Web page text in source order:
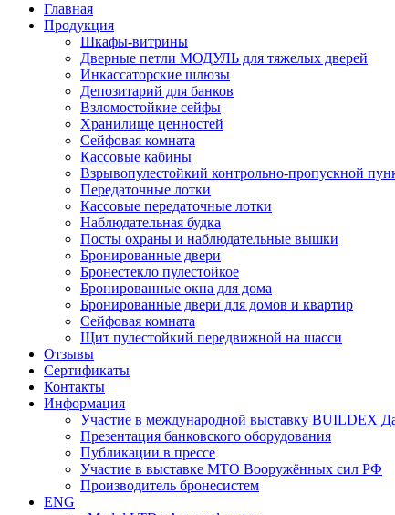
Главная
Продукция
Шкафы-витрины
Дверные петли МОДУЛЬ для тяжелых дверей
Инкассаторские шлюзы
Депозитарий для банков
Взломостойкие сейфы
Хранилище ценностей
Сейфовая комната
Кассовые кабины
Взрывопулестойкий контрольно-пропускной
Передаточные лотки
Кассовые передаточные лотки
Наблюдательная будка
Посты охраны и наблюдательные вышки
Бронированные двери
Бронестекло пулестойкое
Бронированные окна для дома
Бронированные двери для домов и квартир
Сейфовая комната
Щит пулестойкий передвижной на шасси
Отзывы
Сертификаты
Контакты
Информация
Участие в международной выставку BUILDEX
Презентация банковского оборудования
Публикации в прессе
Участие в выставке МТО Вооружённых сил РФ
Производитель бронесистем
ENG